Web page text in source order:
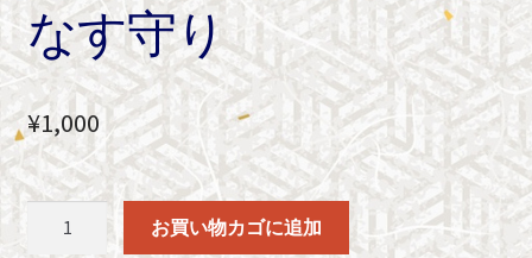
なす守り
¥1,000
お買い物カゴに追加